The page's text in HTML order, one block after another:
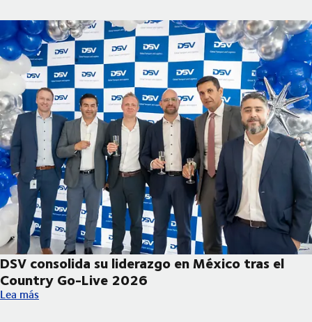
DSV consolida su liderazgo en México tras el
Country Go-Live 2026
DSV consolida su liderazgo en México tras el Country Go-Live
Lea más